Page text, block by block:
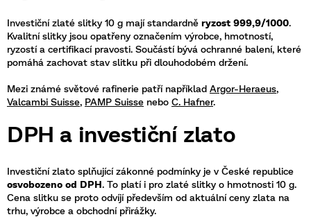
Investiční zlaté slitky 10 g mají standardně ryzost 999,9/1000.
Kvalitní slitky jsou opatřeny označením výrobce, hmotností,
ryzostí a certifikací pravosti. Součástí bývá ochranné balení, které
pomáhá zachovat stav slitku při dlouhodobém držení.
Mezi známé světové rafinerie patří například Argor-Heraeus,
Valcambi Suisse, PAMP Suisse nebo C. Hafner.
DPH a investiční zlato
Investiční zlato splňující zákonné podmínky je v České republice
osvobozeno od DPH. To platí i pro zlaté slitky o hmotnosti 10 g.
Cena slitku se proto odvíjí především od aktuální ceny zlata na
trhu, výrobce a obchodní přirážky.